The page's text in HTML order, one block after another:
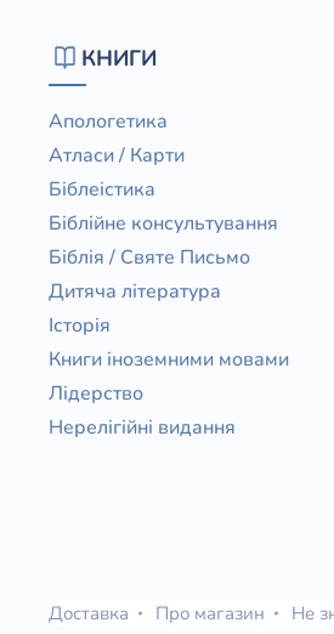
КНИГИ
Апологетика
Атласи / Карти
Біблеістика
Біблійне консультування
Біблія / Святе Письмо
Дитяча література
Історія
Книги іноземними мовами
Лідерство
Нерелігійні видання
Доставка Про магазин Не